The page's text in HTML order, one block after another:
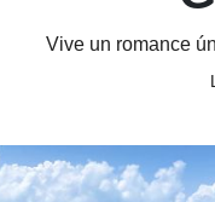
Vive un romance